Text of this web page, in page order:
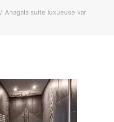
Anagala suite luxueuse var